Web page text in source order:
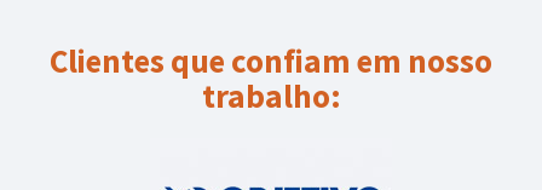
Clientes que confiam em nosso
trabalho: